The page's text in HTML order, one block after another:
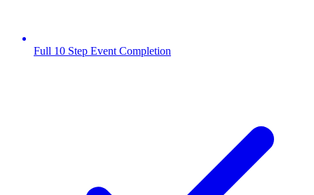
Full 10 Step Event Completion